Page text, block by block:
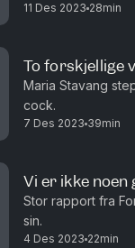
11 Des 2023 28min
To forskjellige
Maria Stavang
cock.
7 Des 2023 39min
Vi er ikke noen
Stor rapport fra
sin.
4 Des 2023 22min